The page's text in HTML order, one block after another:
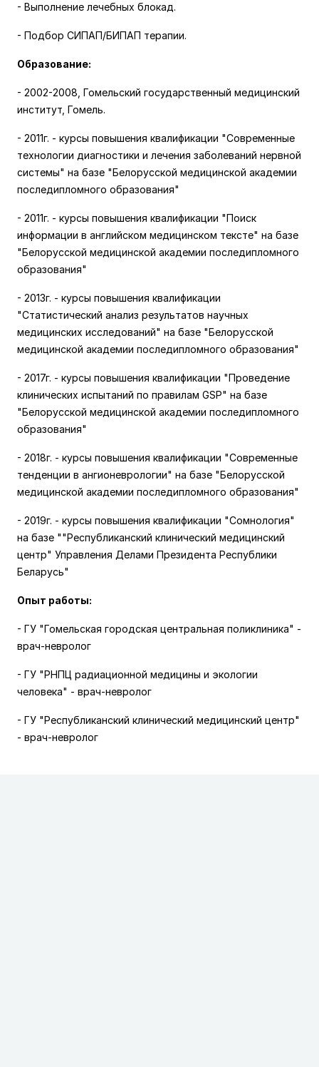
- Выполнение лечебных блокад.
- Подбор СИПАП/БИПАП терапии.
Образование:
- 2002-2008 Гомельский государственный медицинский
институт, Гомель.
- 2011г. - курсы повышения квалификации "Современные
технологии диагностики и лечения заболеваний нервной
системы" на базе "Белорусской медицинской академии
последипломного образования"
- 2011г. - курсы повышения квалификации "Поиск
информации в английском медицинском тексте" на базе
"Белорусской медицинской академии последипломного
образования"
- 2013г. - курсы повышения квалификации
"Статистический анализ результатов научных
медицинских исследований" на базе "Белорусской
медицинской академии последипломного образования"
- 2017г. - курсы повышения квалификации "Проведение
клинических испытаний по правилам GSP" на базе
"Белорусской медицинской академии последипломного
образования"
- 2018г. - курсы повышения квалификации "Современные
тенденции в ангионеврологии" на базе "Белорусской
медицинской академии последипломного образования"
- 2019г. - курсы повышения квалификации "Сомнология"
на базе ""Республиканский клинический медицинский
центр" Управления Делами Президента Республики
Беларусь"
Опыт работы:
- ГУ "Гомельская городская центральная поликлиника" -
врач-невролог
- ГУ "РНПЦ радиационной медицины и экологии
человека" - врач-невролог
- ГУ "Республиканский клинический медицинский центр"
- врач-невролог